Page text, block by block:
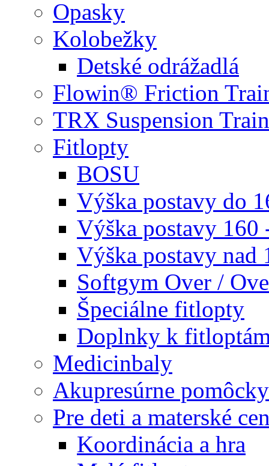
Opasky
Kolobežky
Detské odrážadlá
Flowin® Friction
TRX Suspension
Fitlopty
BOSU
Výška postavy do
Výška postavy 160
Výška postavy nad
Softgym Over /
Špeciálne fitlopty
Doplnky k
Medicinbaly
Akupresúrne pomôcky
Pre deti a materské
Koordinácia a hra